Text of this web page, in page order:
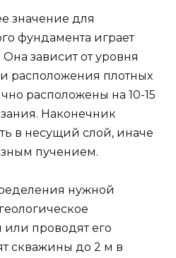
значение для
фундамента играет
зависит от уровня
расположения плотных
расположены на 10-15
Наконечник
в несущий слой, иначе
пучением.
нужной
проводят его
скважины до 2 м в